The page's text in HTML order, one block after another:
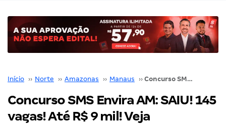
Início ›› Norte ›› Amazonas ›› Manaus ›› Concurso SMS Envira AM: SAIU! 145 vagas! Até R$ 9 mil! Veja
Concurso SMS Envira AM: SAIU! 145
vagas! Até R$ 9 mil! Veja